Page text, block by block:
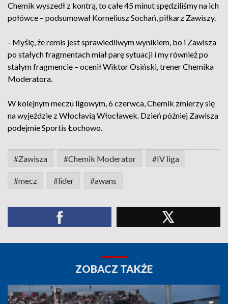
Chemik wyszedł z kontrą, to całe 45 minut spędziliśmy na ich
połówce – podsumował Korneliusz Sochań, piłkarz Zawiszy.
- Myślę, że remis jest sprawiedliwym wynikiem, bo i Zawisza
po stałych fragmentach miał parę sytuacji i my również po
stałym fragmencie – ocenił Wiktor Osiński, trener Chemika
Moderatora.
W kolejnym meczu ligowym, 6 czerwca, Chemik zmierzy się
na wyjeździe z Włocłavią Włocławek. Dzień później Zawisza
podejmie Sportis Łochowo.
#Zawisza #Chemik Moderator #IV liga
#mecz #lider #awans
ZOBACZ TAKŻE